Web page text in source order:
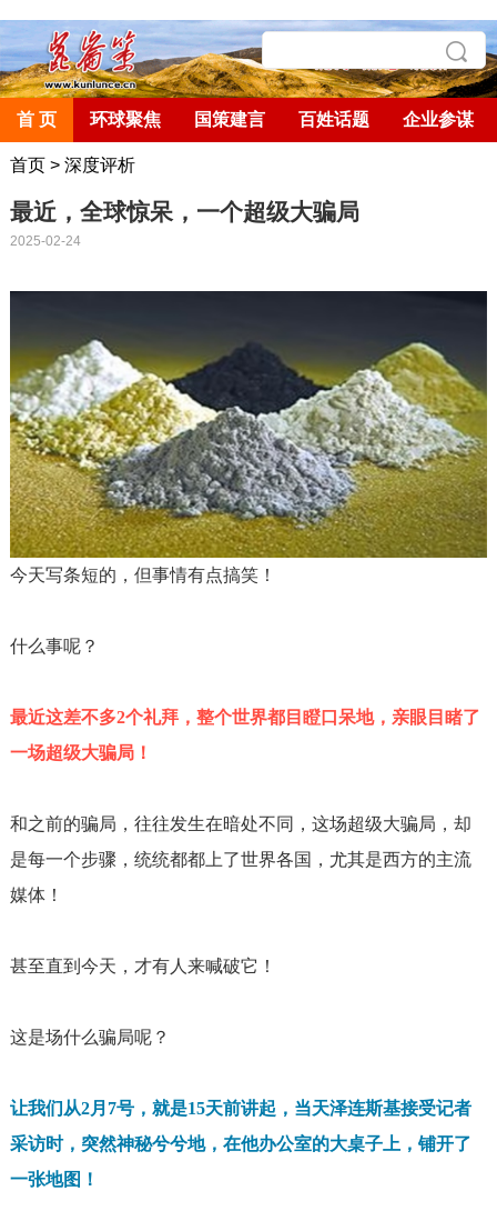
首 页 环球聚焦 国策建言 百姓话题 企业参谋
首页> 深度评析
最近，全球惊呆，一个超级大骗局
2025-02-24
今天写条短的，但事情有点搞笑！
什么事呢？
最近这差不多2个礼拜，整个世界都目瞪口呆地，亲眼目睹了
一场超级大骗局！
和之前的骗局，往往发生在暗处不同，这场超级大骗局，却
是每一个步骤，统统都都上了世界各国，尤其是西方的主流
媒体！
甚至直到今天，才有人来喊破它！
这是场什么骗局呢？
让我们从2月 7号，就是15天前讲起，当天泽连斯基接受记者
采访时，突然神秘兮兮地，在他办公室的大桌子上，铺开了
一张地图！